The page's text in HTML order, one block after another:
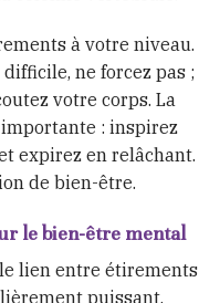
à votre niveau.
ne forcez pas ;
votre corps. La
: inspirez
expirez en relâchant.
de bien-être.
le bien-être mental
lien entre étirements
puissant.